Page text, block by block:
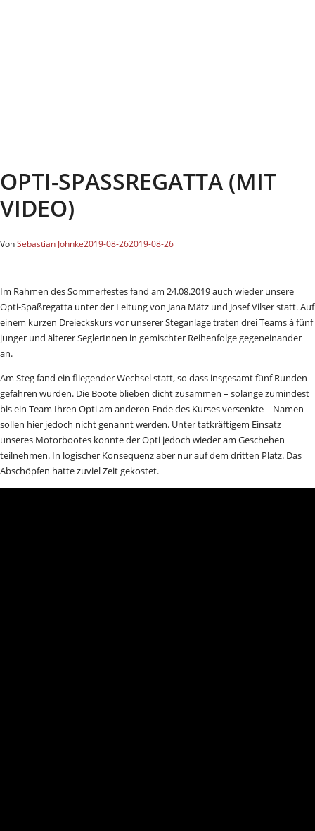
OPTI-SPASSREGATTA (MIT V
IDEO)
VonSebastian Johnke2019-08-262019-08-26
Im Rahmen des Sommerfestes fand am 24.08.2019 auch wieder unsere
Opti-Spaßregatta unter der Leitung von Jana Mätz und Josef Vilser statt. Auf
einem kurzen Dreieckskurs vor unserer Steganlage traten drei Teams á fünf
junger und älterer SeglerInnen in gemischter Reihenfolge gegeneinander
an.
Am Steg fand ein fliegender Wechsel statt, so dass insgesamt fünf Runden
gefahren wurden. Die Boote blieben dicht zusammen – solange zumindest
bis ein Team Ihren Opti am anderen Ende des Kurses versenkte – Namen
sollen hier jedoch nicht genannt werden. Unter tatkräftigem Einsatz
unseres Motorbootes konnte der Opti jedoch wieder am Geschehen
teilnehmen. In logischer Konsequenz aber nur auf dem dritten Platz. Das
Abschöpfen hatte zuviel Zeit gekostet.